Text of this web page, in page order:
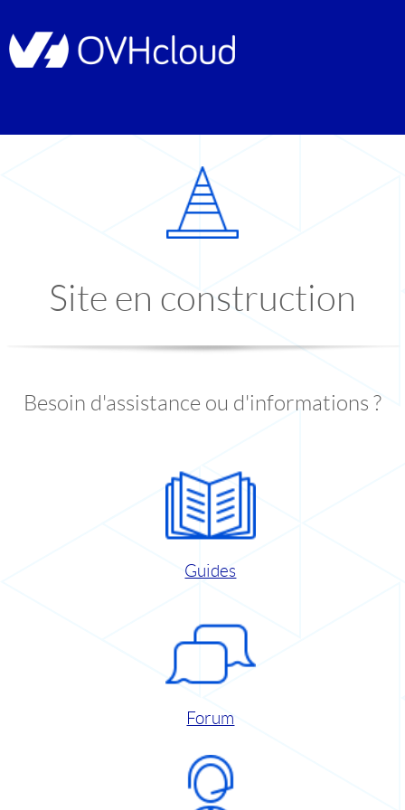
Site en construction
Besoin d'assistance ou d'informations ?
Guides
Forum